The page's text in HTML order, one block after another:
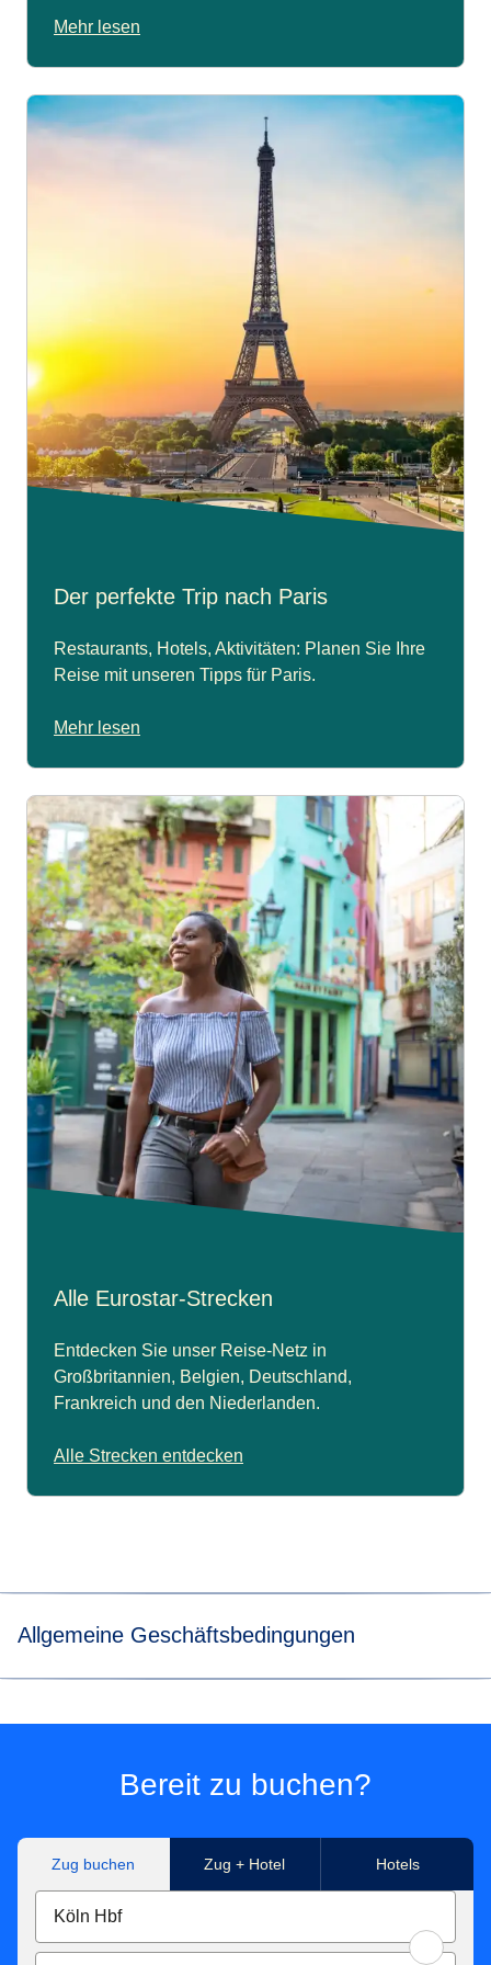
Mehr lesen
Der perfekte Trip nach Paris
Restaurants, Hotels, Aktivitäten: Planen Sie Ihre
Reise mit unseren Tipps für Paris.
Mehr lesen
Alle Eurostar-Strecken
Entdecken Sie unser Reise-Netz in
Großbritannien, Belgien, Deutschland,
Frankreich und den Niederlanden.
Alle Strecken entdecken
Allgemeine Geschäftsbedingungen
gesamten Eurostar-Thalys-Netzwerks (jährlicher
Verbrauch von Bahnstrom, Zahl der beförderten Fahrgäste,
und CO₂-Emissionsfaktoren verwendet, die dem in den
jeweiligen Ländern erzeugten Bahnstrom zugeordnet
durchschnittlicher Emissionsfaktor von 171 g CO₂/km für
eine Langstreckenfahrt bei 2,2 Personen pro Fahrzeug
Bereit zu buchen?
Zug buchen Zug + Hotel Hotels